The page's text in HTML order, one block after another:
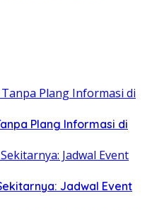
Plang Informasi di
Jadwal Event